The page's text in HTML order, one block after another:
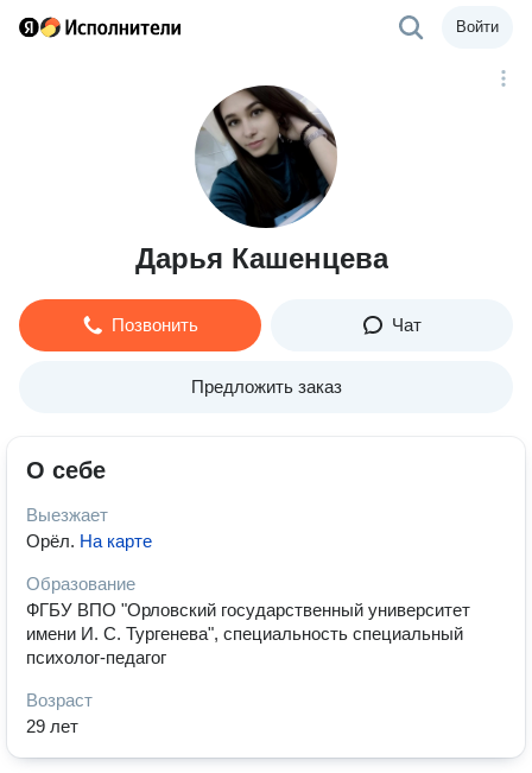
Войти
Дарья Кашенцева
Позвонить Чат
Предложить заказ
О себе
Выезжает
Орёл. На карте
Образование
ФГБУ ВПО "Орловский государственный университет
имени И. С. Тургенева", специальность специальный
психолог-педагог
Возраст
29 лет